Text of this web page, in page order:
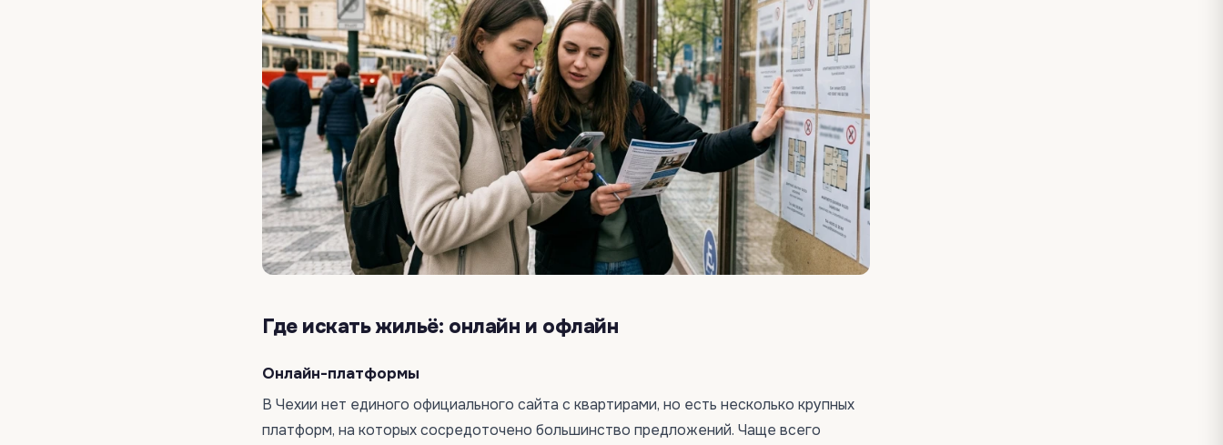
Где искать жильё: онлайн и офлайн
Онлайн-платформы
В Чехии нет единого официального сайта с квартирами, но есть несколько крупных
платформ, на которых сосредоточено большинство предложений. Чаще всего